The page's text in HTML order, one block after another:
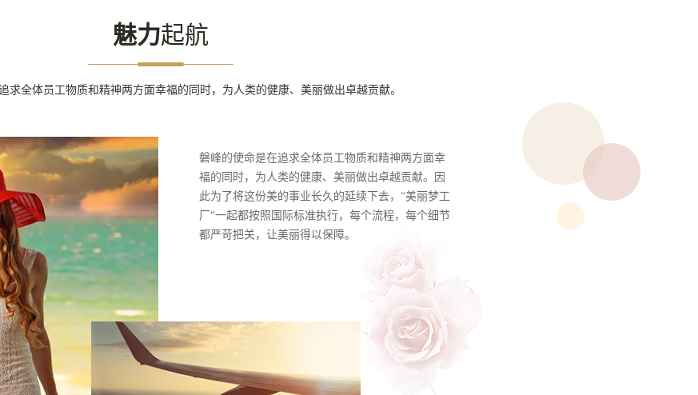
魅力起航
求全体员工物质和精神两方面幸福的同时，为人类的健康、美丽做出卓越贡献。
磐峰的使命是在追求全体员工物质和精神两方面幸
福的同时，为人类的健康、美丽做出卓越贡献。因
此为了将这份美的事业长久的延续下去，“美丽梦工
厂“一起都按照国际标准执行，每个流程，每个细节
都严苛把关，让美丽得以保障。